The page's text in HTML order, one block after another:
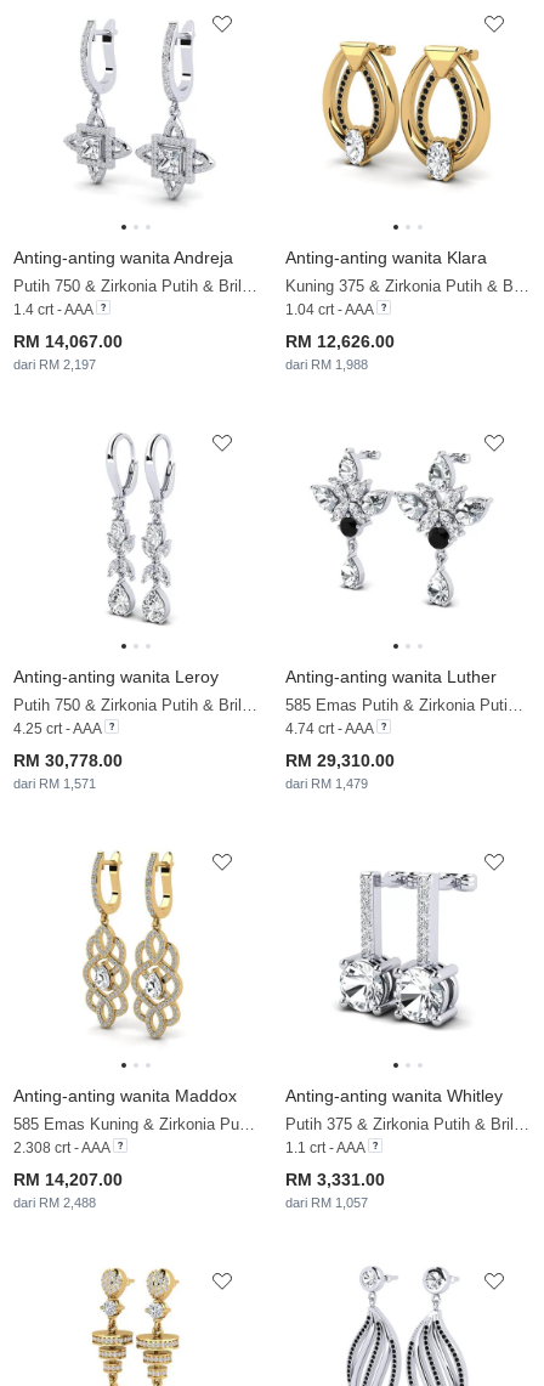
Anting-anting wanita Andreja
Putih 750 & Zirkonia Putih & Brillant & Berlian
1.4 crt - AAA
RM 14,067.00
dari RM 2,197
Anting-anting wanita Klara
Kuning 375 & Zirkonia Putih & Berlian Hitam
1.04 crt - AAA
RM 12,626.00
dari RM 1,988
Anting-anting wanita Leroy
Putih 750 & Zirkonia Putih & Brillant & Berlian
4.25 crt - AAA
RM 30,778.00
dari RM 1,571
Anting-anting wanita Luther
585 Emas Putih & Zirkonia Putih & Brillant & Berlian Hitam
4.74 crt - AAA
RM 29,310.00
dari RM 1,479
Anting-anting wanita Maddox
585 Emas Kuning & Zirkonia Putih & Zirkonia
2.308 crt - AAA
RM 14,207.00
dari RM 2,488
Anting-anting wanita Whitley
Putih 375 & Zirkonia Putih & Brillant
1.1 crt - AAA
RM 3,331.00
dari RM 1,057